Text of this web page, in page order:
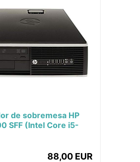
de sobremesa HP
SFF (Intel Core i5-
88,00 EUR